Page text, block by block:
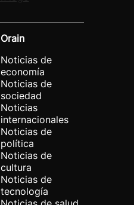
Orain
Noticias de
economía
Noticias de
sociedad
Noticias
internacionales
Noticias de
política
Noticias de
cultura
Noticias de
tecnología